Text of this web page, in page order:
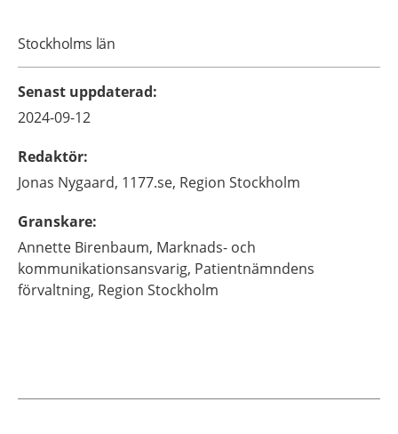
Stockholms län
Senast uppdaterad:
2024-09-12
Redaktör:
Jonas Nygaard, 1177.se, Region Stockholm
Granskare:
Annette Birenbaum, Marknads- och
kommunikationsansvarig, Patientnämndens
förvaltning, Region Stockholm